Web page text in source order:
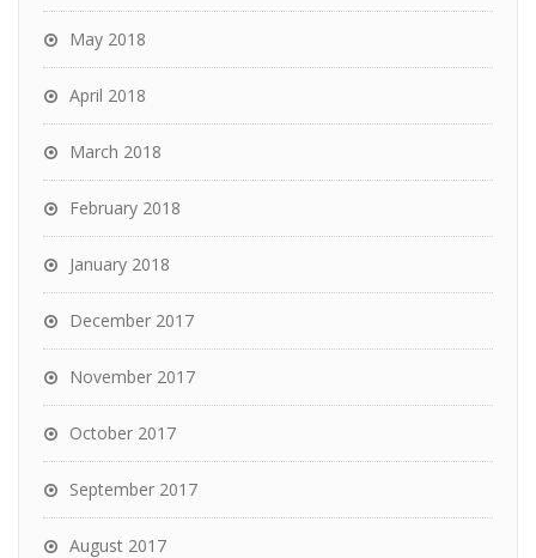
May 2018
April 2018
March 2018
February 2018
January 2018
December 2017
November 2017
October 2017
September 2017
August 2017